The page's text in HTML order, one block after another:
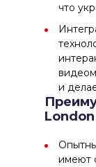
что
и
имеют